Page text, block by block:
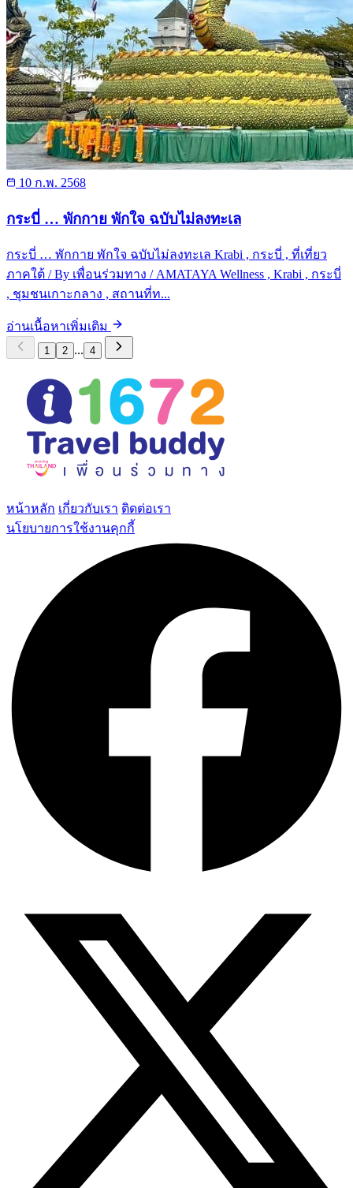
10 ก.พ. 2568
กระบี่ … พักกาย พักใจ ฉบับไม่ลงทะเล
กระบี่ … พักกาย พักใจ ฉบับไม่ลงทะเล Krabi , กระบี่ , ที่เที่ยว
ภาคใต้ / By เพื่อนร่วมทาง / AMATAYA Wellness , Krabi , กระบี่
, ชุมชนเกาะกลาง , สถานที่ท...
อ่านเนื้อหาเพิ่มเติม
1 2 ... 4
หน้าหลัก เกี่ยวกับเรา ติดต่อเรา
นโยบายการใช้งานคุกกี้